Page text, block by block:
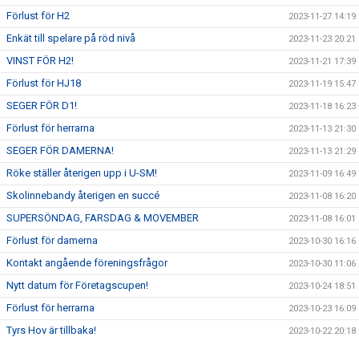
Förlust för H2 2023-11-27 14:19
Enkät till spelare på röd nivå 2023-11-23 20:21
VINST FÖR H2! 2023-11-21 17:39
Förlust för HJ18 2023-11-19 15:47
SEGER FÖR D1! 2023-11-18 16:23
Förlust för herrarna 2023-11-13 21:30
SEGER FÖR DAMERNA! 2023-11-13 21:29
Röke ställer återigen upp i U-SM! 2023-11-09 16:49
Skolinnebandy återigen en succé 2023-11-08 16:20
SUPERSÖNDAG, FARSDAG & MOVEMBER 2023-11-08 16:01
Förlust för damerna 2023-10-30 16:16
Kontakt angående föreningsfrågor 2023-10-30 11:06
Nytt datum för Företagscupen! 2023-10-24 18:51
Förlust för herrarna 2023-10-23 16:09
Tyrs Hov är tillbaka! 2023-10-22 20:18